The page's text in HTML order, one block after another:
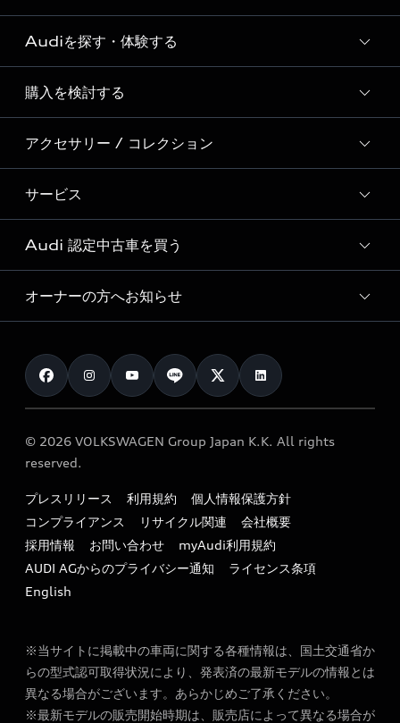
Audi ブランド
Story of Progress
Audi Sport
Formula 1®
デジタルサービス
Audiを探す・体験する
ディーラー検索
新車在庫検索
試乗車・展示車検索
見積り依頼
試乗予約
購入を検討する
モデル一覧
特別仕様モデル / 限定モデル
e-tronラインアップ
価格シミュレーション
車両比較
カタログ一覧
アクセサリー / コレクション
純正アクセサリー
オンラインショップ
Audi collection
アウディナビアプリ
サービス
サービス入庫予約
サービスプログラム
メンテナンス
車検 / 定期点検
e-tronアフターサポート
myAudi
Audi 認定中古車を買う
Audi認定中古車
クオリティ
保証
メンテナンス
ファイナンス
キャンペーン / イベント
買取査定
オーナーの方へお知らせ
お知らせ
オーナー様向けキャンペーン
特定整備適用車一覧
リサイクル法
よくある質問（FAQ）
© 2026 VOLKSWAGEN Group Japan K.K. All rights
reserved.
プレスリリース 利用規約
個人情報保護方針
コンプライアンス
リサイクル関連
会社概要
採用情報
お問い合わせ
myAudi利用規約
AUDI AGからのプライバシー通知
ライセンス条項
English
※当サイトに掲載中の車両に関する各種情報は、国土交通省か
らの型式認可取得状況により、発表済の最新モデルの情報とは
異なる場合がございます。あらかじめご了承ください。
※最新モデルの販売開始時期は、販売店によって異なる場合が